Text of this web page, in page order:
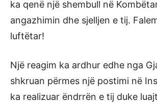
ka qenë një shembull në
angazhimin dhe sjelljen e tij.
luftëtar!
Një reagim ka ardhur edhe nga
shkruan përmes një postimi në
ka realizuar ëndrrën e tij duke